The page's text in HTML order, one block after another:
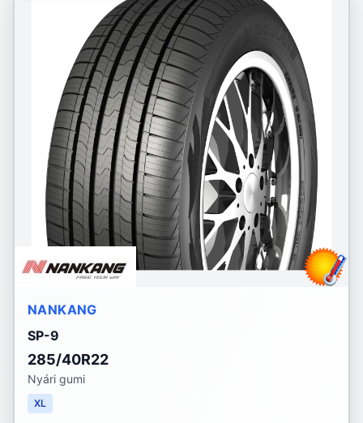
NANKANG
SP-9
285/40R22
Nyári gumi
XL